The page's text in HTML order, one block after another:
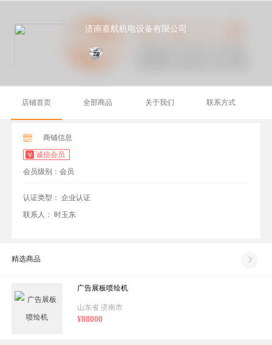
济南嘉航机电设备有限公司
店铺首页 全部商品 关于我们 联系方式
商铺信息
诚信会员
会员级别：会员
认证类型： 企业认证
联系人： 时玉东
精选商品
广告展板喷绘机
山东省 济南市
¥88000